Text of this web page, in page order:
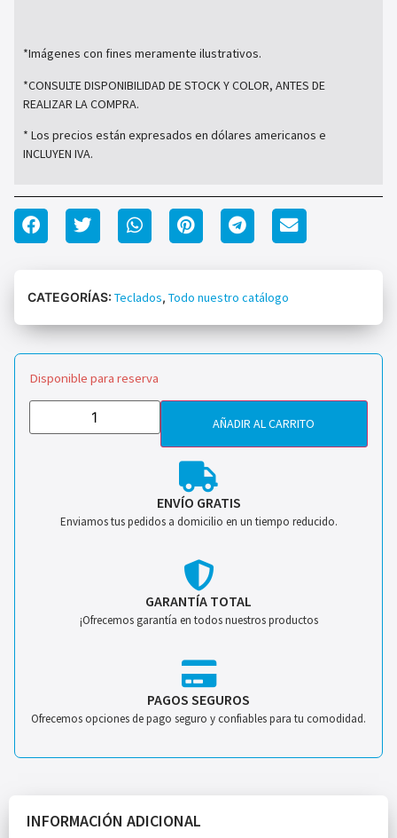
*Imágenes con fines meramente ilustrativos.
*CONSULTE DISPONIBILIDAD DE STOCK Y COLOR, ANTES DE
REALIZAR LA COMPRA.
* Los precios están expresados en dólares americanos e
INCLUYEN IVA.
CATEGORÍAS: Teclados, Todo nuestro catálogo
Disponible para reserva
AÑADIR AL CARRITO
ENVÍO GRATIS
Enviamos tus pedidos a domicilio en un tiempo reducido.
GARANTÍA TOTAL
¡Ofrecemos garantía en todos nuestros productos
PAGOS SEGUROS
Ofrecemos opciones de pago seguro y confiables para tu comodidad.
INFORMACIÓN ADICIONAL